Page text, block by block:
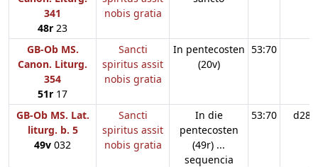
341
48r 23
nobis gratia
GB-Ob MS.
Canon. Liturg.
354
51r 17
Sancti
spiritus assit
nobis gratia
In pentecosten
(20v)
53:70
GB-Ob MS. Lat.
liturg. b. 5
49v 032
Sancti
spiritus assit
nobis gratia
In die
pentecosten
(49r) ...
sequencia
53:70 d28